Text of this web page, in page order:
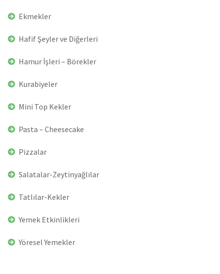
Ekmekler
Hafif Şeyler ve Diğerleri
Hamur İşleri – Börekler
Kurabiyeler
Mini Top Kekler
Pasta – Cheesecake
Pizzalar
Salatalar-Zeytinyağlılar
Tatlılar-Kekler
Yemek Etkinlikleri
Yöresel Yemekler